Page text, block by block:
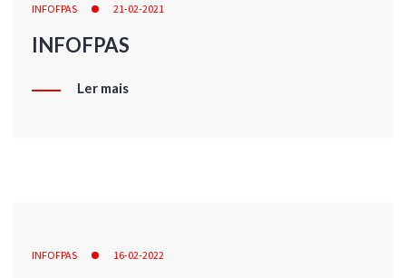
INFOFPAS 21-02-2021
INFOFPAS
Ler mais
INFOFPAS 16-02-2022